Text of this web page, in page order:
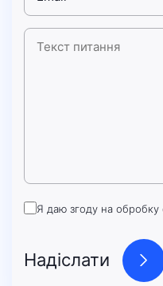
Я даю згоду на обробку